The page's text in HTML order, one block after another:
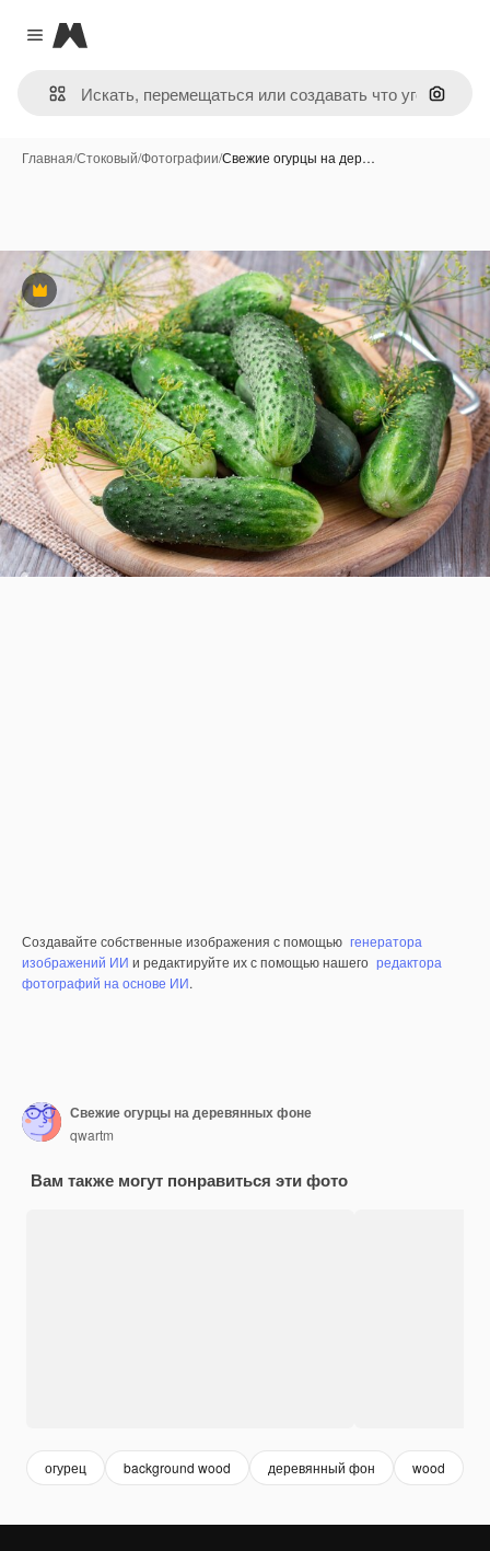
Close menu
Magnific
Поиск
Главная/Стоковый/Фотографии/Свежие огурцы на дер…
Премиум
Создавайте собственные изображения с помощью генератора
изображений ИИ и редактируйте их с помощью нашего редактора
фотографий на основе ИИ.
Свежие огурцы на деревянных фоне
qwartm
Вам также могут понравиться эти фото
огурец background wood деревянный фон wood